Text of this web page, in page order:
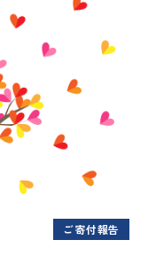
ご寄付報告